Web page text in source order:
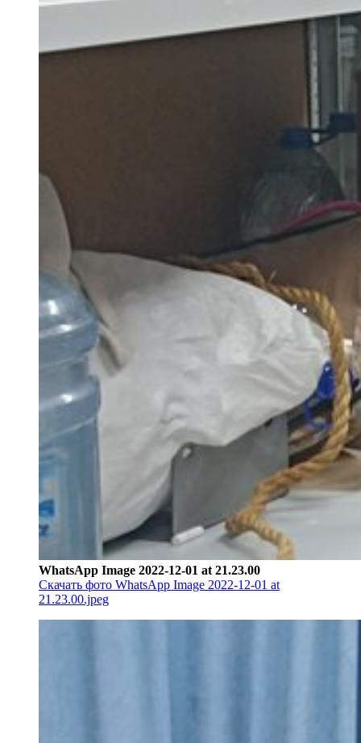
WhatsApp Image 2022-12-01 at 21.23.00
Скачать фото WhatsApp Image 2022-12-01 at
21.23.00.jpeg